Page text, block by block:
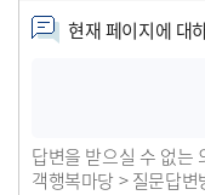
현재 페이지에 대
답변을 받으실 수 없는
객행복마당 > 질문답